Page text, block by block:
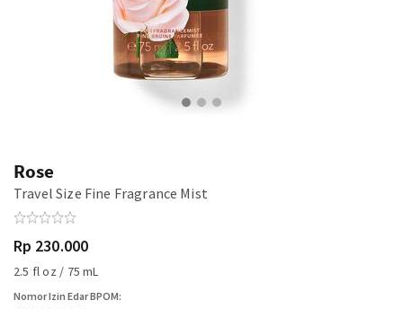
Rose
Travel Size Fine Fragrance Mist
Rp 230.000
2.5 fl oz / 75 mL
Nomor Izin Edar BPOM: